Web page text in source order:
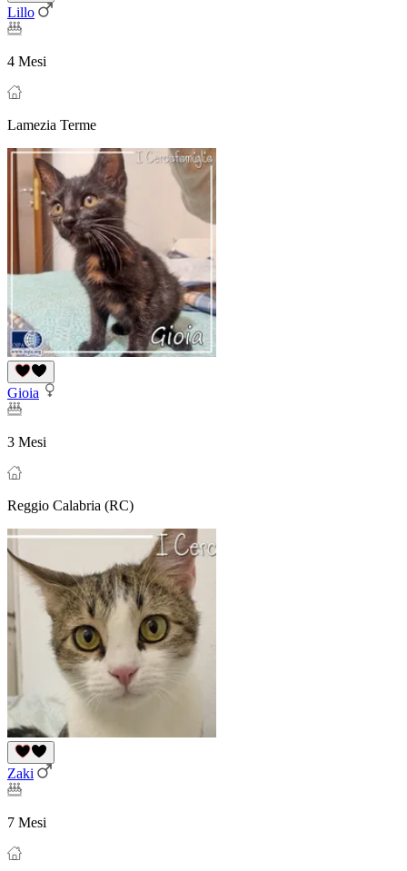
Lillo
4 Mesi
Lamezia Terme
Gioia
3 Mesi
Reggio Calabria (RC)
Zaki
7 Mesi